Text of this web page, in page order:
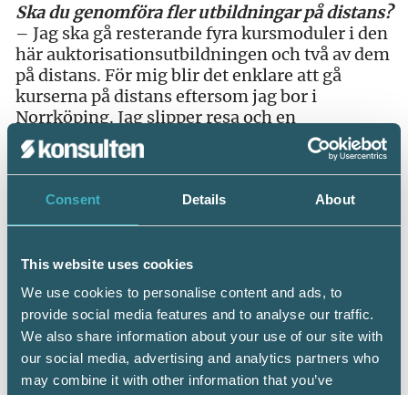
Consent Details About
This website uses cookies
We use cookies to personalise content and ads, to
provide social media features and to analyse our traffic.
We also share information about your use of our site with
our social media, advertising and analytics partners who
may combine it with other information that you’ve
Ska du genomföra fler utbildningar på distans?
– Jag ska gå resterande fyra kursmoduler i den
här auktorisationsutbildningen och två av dem
på distans. För mig blir det enklare att gå
kurserna på distans eftersom jag bor i
Norrköping. Jag slipper resa och en
övernattning på hotell, det underlättar
eftersom jag jobbar vid sidan av studierna.
Känner du att du missar något när du är med
andra deltagarna på rasterna. Man missar hela
Har du några tips till andra som tänker
genomföra kurs på distans framöver?
– Se till att din egen tekniska utrustning
fungerar, bra ljudåtergivning och stabil